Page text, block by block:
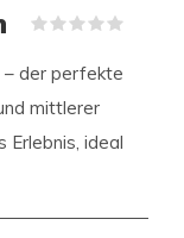
– der perfekte
mittlerer
Erlebnis, ideal